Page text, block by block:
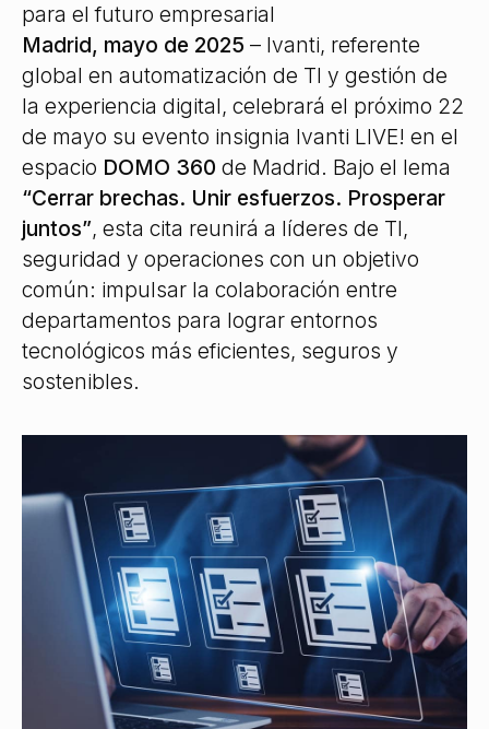
para el futuro empresarial
Madrid, mayo de 2025 – Ivanti, referente
global en automatización de TI y gestión de
la experiencia digital, celebrará el próximo 22
de mayo su evento insignia Ivanti LIVE! en el
espacio DOMO 360 de Madrid. Bajo el lema
“Cerrar brechas. Unir esfuerzos. Prosperar
juntos”, esta cita reunirá a líderes de TI,
seguridad y operaciones con un objetivo
común: impulsar la colaboración entre
departamentos para lograr entornos
tecnológicos más eficientes, seguros y
sostenibles.